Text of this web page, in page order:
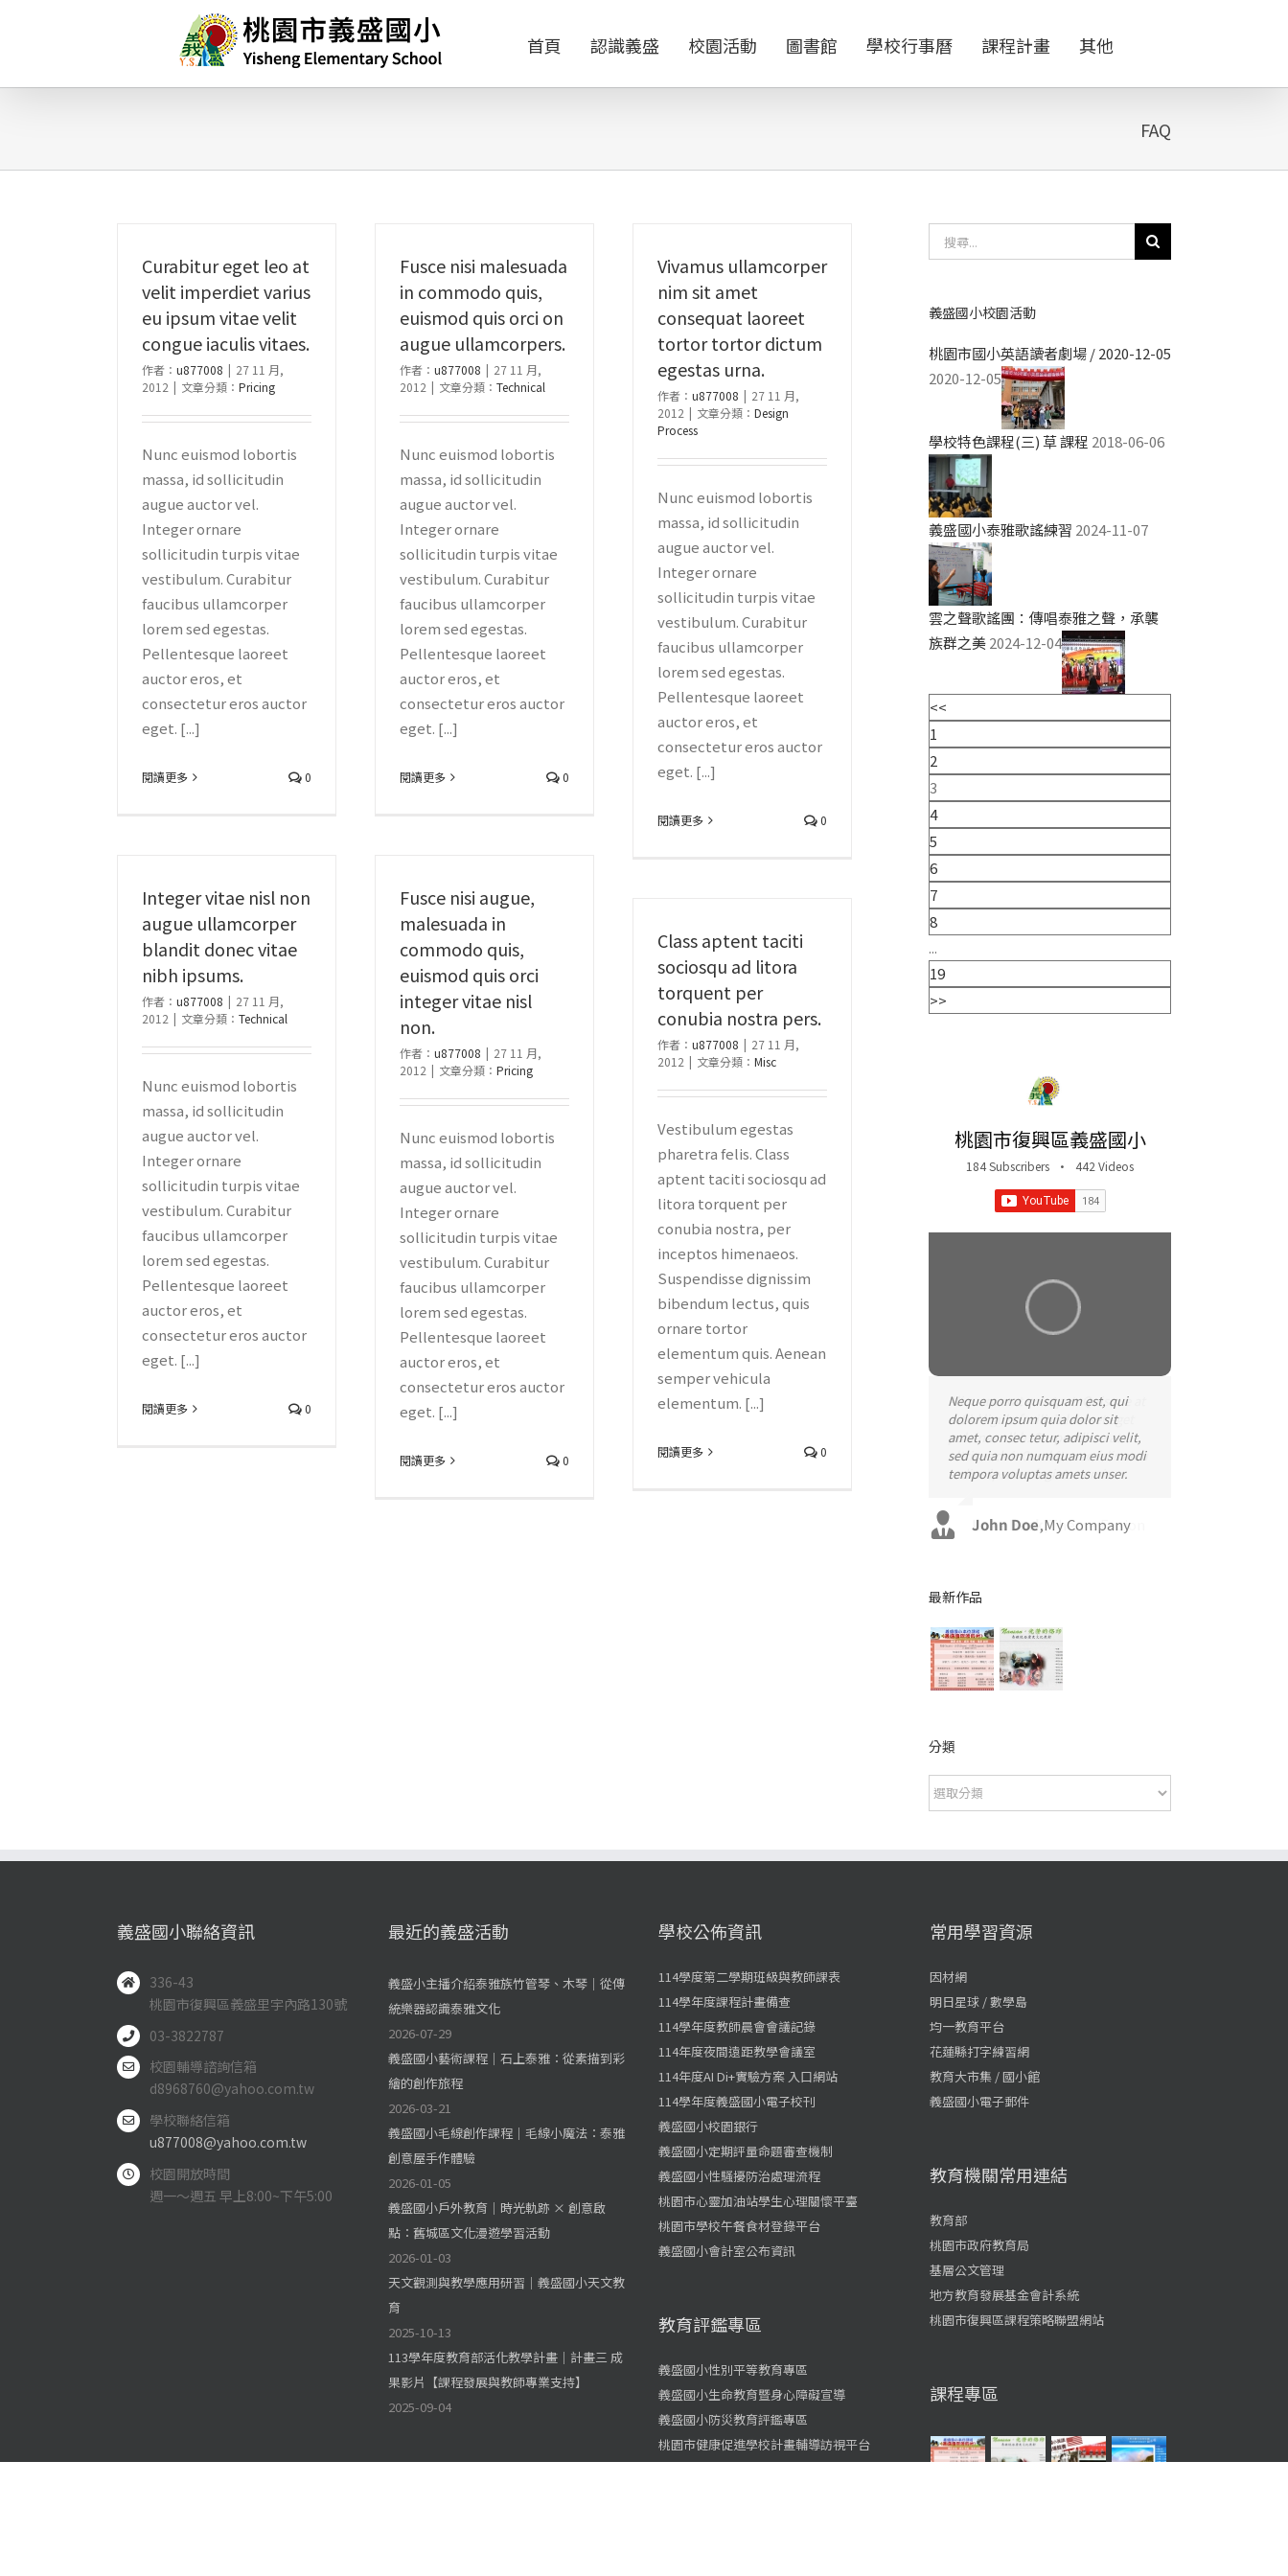
容
首頁 認識義盛 校園活動 圖書館 學校行事曆 課程計畫 其他
FAQ
Curabitur eget leo at
velit imperdiet varius
eu ipsum vitae velit
congue iaculis vitaes.
作者： u877008 | 27 11 月,
2012 | 文章分類： Pricing
Nunc euismod lobortis
massa, id sollicitudin
augue auctor vel.
Integer ornare
sollicitudin turpis vitae
vestibulum. Curabitur
faucibus ullamcorper
lorem sed egestas.
Pellentesque laoreet
auctor eros, et
consectetur eros auctor
eget. [...]
閱讀更多 0
Fusce nisi malesuada
in commodo quis,
euismod quis orci on
augue ullamcorpers.
作者： u877008 | 27 11 月,
2012 | 文章分類： Technical
Nunc euismod lobortis
massa, id sollicitudin
augue auctor vel.
Integer ornare
sollicitudin turpis vitae
vestibulum. Curabitur
faucibus ullamcorper
lorem sed egestas.
Pellentesque laoreet
auctor eros, et
consectetur eros auctor
eget. [...]
閱讀更多 0
Vivamus ullamcorper
nim sit amet
consequat laoreet
tortor tortor dictum
egestas urna.
作者： u877008 | 27 11 月,
2012 | 文章分類： Design
Process
Nunc euismod lobortis
massa, id sollicitudin
augue auctor vel.
Integer ornare
sollicitudin turpis vitae
vestibulum. Curabitur
faucibus ullamcorper
lorem sed egestas.
Pellentesque laoreet
auctor eros, et
consectetur eros auctor
eget. [...]
閱讀更多 0
Integer vitae nisl non
augue ullamcorper
blandit donec vitae
nibh ipsums.
作者： u877008 | 27 11 月,
2012 | 文章分類： Technical
Nunc euismod lobortis
massa, id sollicitudin
augue auctor vel.
Integer ornare
sollicitudin turpis vitae
vestibulum. Curabitur
faucibus ullamcorper
lorem sed egestas.
Pellentesque laoreet
auctor eros, et
consectetur eros auctor
eget. [...]
閱讀更多 0
Fusce nisi augue,
malesuada in
commodo quis,
euismod quis orci
integer vitae nisl
non.
作者： u877008 | 27 11 月,
2012 | 文章分類： Pricing
Nunc euismod lobortis
massa, id sollicitudin
augue auctor vel.
Integer ornare
sollicitudin turpis vitae
vestibulum. Curabitur
faucibus ullamcorper
lorem sed egestas.
Pellentesque laoreet
auctor eros, et
consectetur eros auctor
eget. [...]
閱讀更多 0
Class aptent taciti
sociosqu ad litora
torquent per
conubia nostra pers.
作者： u877008 | 27 11 月,
2012 | 文章分類： Misc
Vestibulum egestas
pharetra felis. Class
aptent taciti sociosqu ad
litora torquent per
conubia nostra, per
inceptos himenaeos.
Suspendisse dignissim
bibendum lectus, quis
ornare tortor
elementum quis. Aenean
semper vehicula
elementum. [...]
閱讀更多 0
尋
果：
義盛國小校園活動
桃園市國小英語讀者劇場 / 2020-12-05
2020-12-05
學校特色課程(三) 草 課程 2018-06-06
義盛國小泰雅歌謠練習 2024-11-07
雲之聲歌謠團：傳唱泰雅之聲，承襲
族群之美2024-12-04
<<
1
2
3
4
5
6
7
8
...
19
>>
桃園市復興區義盛國小
184 Subscribers •
442 Videos
Neque porro quisquam est, qui
dolorem ipsum quia dolor sit
amet, consec tetur, adipisci velit,
sed quia non numquam eius modi
tempora voluptas amets unser.
John Doe,My Company
Aliquam erat volutpat. Quisque at
est id ligula facilisis laoreet eget
pulvinar nibh. Suspendisse at
ultrices dui. Curabitur ac felis arcu
sadips ipsums fugiats nemis.
Luke Beck,Theme Fusion
最新作品
分類
分
類
義盛國小聯絡資訊
336-43
桃園市復興區義盛里宇內路130號
03-3822787
校園輔導諮詢信箱
d8968760@yahoo.com.tw
學校聯絡信箱
u877008@yahoo.com.tw
校園開放時間
週一～週五 早上8:00~下午5:00
最近的義盛活動
義盛小主播介紹泰雅族竹管琴、木琴｜從傳
統樂器認識泰雅文化
2026-07-29
義盛國小藝術課程｜石上泰雅：從素描到彩
繪的創作旅程
2026-03-21
義盛國小毛線創作課程｜毛線小魔法：泰雅
創意屋手作體驗
2026-01-05
義盛國小戶外教育｜時光軌跡 × 創意啟
點：舊城區文化漫遊學習活動
2026-01-03
天文觀測與教學應用研習｜義盛國小天文教
育
2025-10-13
113學年度教育部活化教學計畫｜計畫三 成
果影片【課程發展與教師專業支持】
2025-09-04
學校公佈資訊
114學度第二學期班級與教師課表
114學年度課程計畫備查
114學年度教師晨會會議記錄
114年度夜間遠距教學會議室
114年度AI Di+實驗方案 入口網站
114學年度義盛國小電子校刊
義盛國小校園銀行
義盛國小定期評量命題審查機制
義盛國小性騷擾防治處理流程
桃園市心靈加油站學生心理關懷平臺
桃園市學校午餐食材登錄平台
義盛國小會計室公布資訊
教育評鑑專區
義盛國小性別平等教育專區
義盛國小生命教育暨身心障礙宣導
義盛國小防災教育評鑑專區
桃園市健康促進學校計畫輔導訪視平台
常用學習資源
因材網
明日星球 / 數學島
均一教育平台
花蓮縣打字練習網
教育大市集 / 國小館
義盛國小電子郵件
教育機關常用連結
教育部
桃園市政府教育局
基層公文管理
地方教育發展基金會計系統
桃園市復興區課程策略聯盟網站
課程專區